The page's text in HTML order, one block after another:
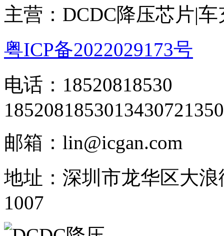
主营：DCDC降压芯片|
粤ICP备2022029173号
电话：18520818530
1852081853013430721350
邮箱：lin@icgan.com
地址：深圳市龙华区大
1007